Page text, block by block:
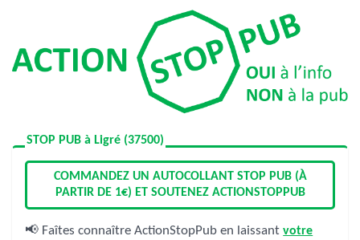
STOP PUB à Ligré (37500)
COMMANDEZ UN AUTOCOLLANT STOP PUB (À
PARTIR DE 1€) ET SOUTENEZ ACTIONSTOPPUB
📢 Faîtes connaître ActionStopPub en laissantvotre